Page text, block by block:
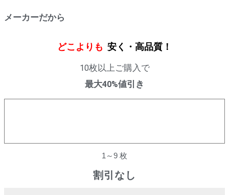
メーカーだから
どこよりも 安く・高品質！
10枚以上ご購入で
最大40%値引き
1～9 枚
割引なし